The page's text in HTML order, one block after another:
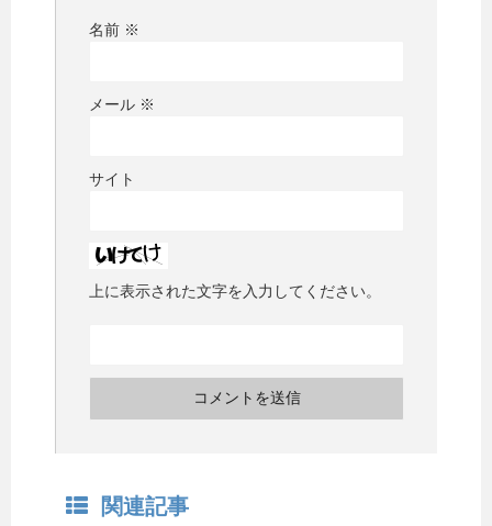
名前 ※
メール ※
サイト
上に表示された文字を入力してください。
関連記事